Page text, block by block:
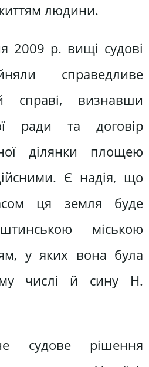
людини.
2009 р. вищі судові
справедливе
справі, визнавши
ради та договір
ділянки площею
Є надія, що
ця земля буде
міською
у яких вона була
числі й сину Н.
судове рішення